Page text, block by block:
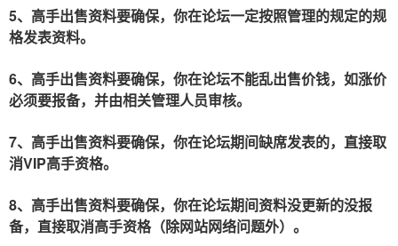
5、高手出售资料要确保，你在论坛一定按照管理的规定的规
格发表资料。
6、高手出售资料要确保，你在论坛不能乱出售价钱，如涨价
必须要报备，并由相关管理人员审核。
7、高手出售资料要确保，你在论坛期间缺席发表的，直接取
消VIP高手资格。
8、高手出售资料要确保，你在论坛期间资料没更新的没报
备，直接取消高手资格（除网站网络问题外）。